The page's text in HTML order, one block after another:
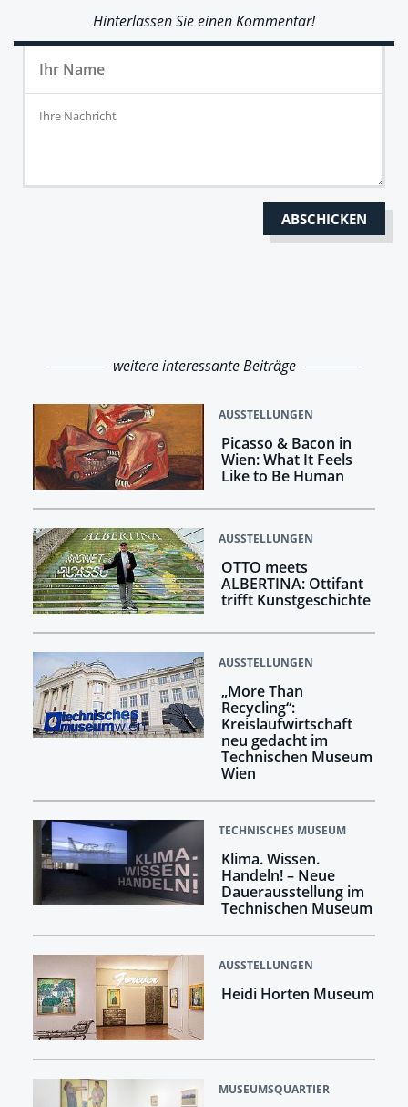
Hinterlassen Sie einen Kommentar!
weitere interessante Beiträge
AUSSTELLUNGEN
Picasso & Bacon in
Wien: What It Feels
Like to Be Human
AUSSTELLUNGEN
OTTO meets
ALBERTINA: Ottifant
trifft Kunstgeschichte
AUSSTELLUNGEN
„More Than
Recycling“:
Kreislaufwirtschaft
neu gedacht im
Technischen Museum
Wien
TECHNISCHES MUSEUM
Klima. Wissen.
Handeln! –​​​​​​​ Neue
Dauerausstellung im
Technischen Museum
AUSSTELLUNGEN
Heidi Horten Museum
MUSEUMSQUARTIER